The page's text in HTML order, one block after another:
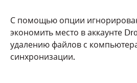
С помощью опции
экономить место в аккаунте
удалению файлов с
синхронизации.